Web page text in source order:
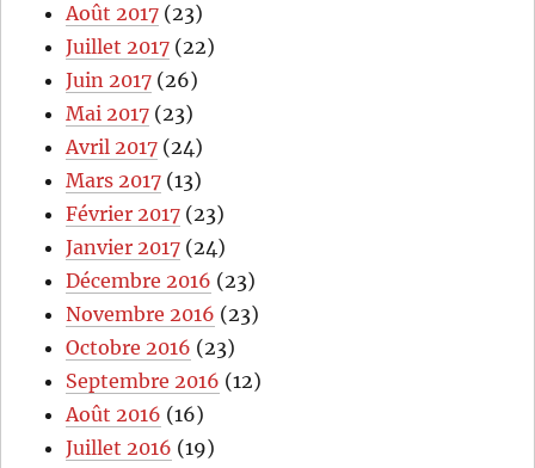
Août 2017 (23)
Juillet 2017 (22)
Juin 2017 (26)
Mai 2017 (23)
Avril 2017 (24)
Mars 2017 (13)
Février 2017 (23)
Janvier 2017 (24)
Décembre 2016 (23)
Novembre 2016 (23)
Octobre 2016 (23)
Septembre 2016 (12)
Août 2016 (16)
Juillet 2016 (19)